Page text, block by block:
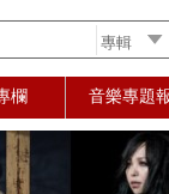
欄 音樂專題